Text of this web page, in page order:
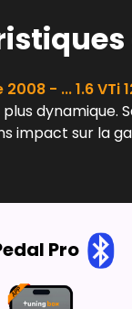
- ... 1.6 VTi
dynamique.
impact sur la
Pro